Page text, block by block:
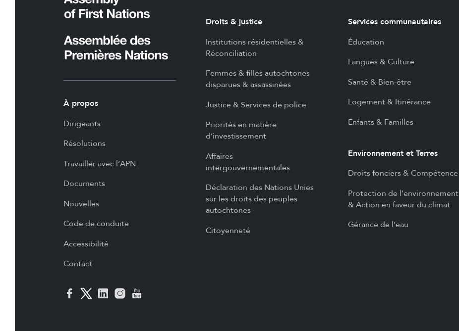
À propos
Dirigeants
Résolutions
Travailler avec l’APN
Documents
Nouvelles
Code de conduite
Accessibilité
Contact
Droits & justice
Institutions résidentielles &
Réconciliation
Femmes & filles autochtones
disparues & assassinées
Justice & Services de police
Priorités en matière
d’investissement
Affaires
intergouvernementales
Déclaration des Nations Unies
sur les droits des peuples
autochtones
Citoyenneté
Services communautaires
Éducation
Langues & Culture
Santé & Bien-être
Logement & Itinérance
Enfants & Familles
Environnement et Terres
Droits fonciers & Compétence
Protection de l’environnement
& Action en faveur du climat
Gérance de l’eau